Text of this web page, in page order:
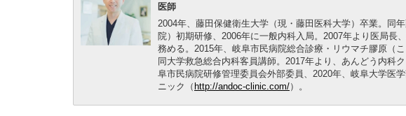
医師
2004年、藤田保健衛生大学（現・藤田医科大学）卒業。同
院）初期研修、2006年に一般内科入局。2007年より医局長
務める。2015年、岐阜市民病院総合診療・リウマチ膠原（
同大学救急総合内科客員講師。2017年より、あんどう内科
阜市民病院研修管理委員会外部委員、2020年、岐阜大学医
ニック（ http://andoc-clinic.com/）。